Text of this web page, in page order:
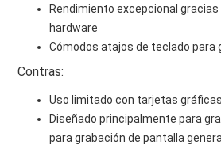
Rendimiento excepcional gracias
hardware
Cómodos atajos de teclado para
Contras:
Uso limitado con tarjetas gráficas
Diseñado principalmente para
para grabación de pantalla general.